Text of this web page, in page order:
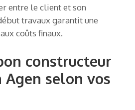
entre le client et son
travaux garantit une
coûts finaux.
constructeur
Agen selon vos